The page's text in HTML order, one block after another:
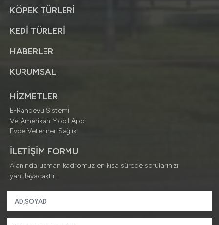
KÖPEK TÜRLERİ
KEDİ TÜRLERİ
HABERLER
KURUMSAL
HİZMETLER
E-Randevu Sistemi
VetAmerikan Mobil App
Evde Veteriner Sağlık
İLETİŞİM FORMU
Alanında uzman kadromuz en kısa sürede sorularınızı
yanıtlayacaktır.